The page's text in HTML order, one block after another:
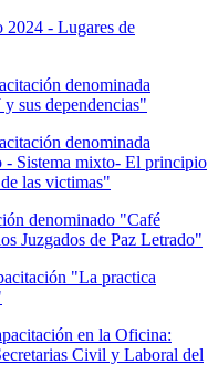
- Lugares de
denominada
sus dependencias"
denominada
- Sistema mixto- El principio
las victimas"
denominado "Café
Juzgados de Paz Letrado"
"La practica
en la Oficina:
Civil y Laboral del